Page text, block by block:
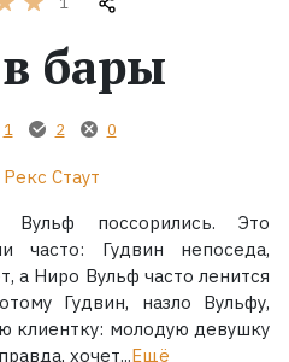
бары
1 2 0
Рекс Стаут
поссорились. Это
часто: Гудвин непоседа,
а Ниро Вульф часто ленится
Гудвин, назло Вульфу,
клиентку: молодую девушку
хочет...Ещё